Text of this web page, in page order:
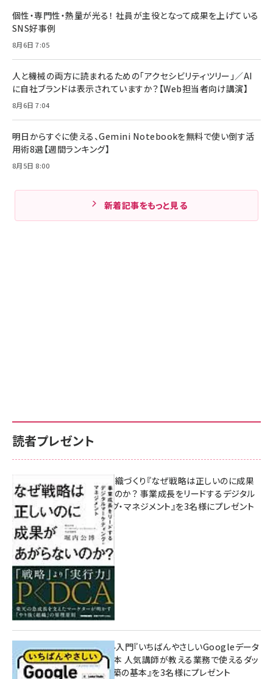
個性・専門性・熱量が光る！ 社員が主役となって成果を上げている
SNS好事例
8月6日 7:05
人と機械の両方に読まれるための「アクセシビリティツリー」／AI
に自社ブランドは表示されていますか？【Web担当者向け講演】
8月6日 7:04
明日からすぐに使える、Gemini Notebookを無料で使い倒す活
用術8選【週間ランキング】
8月5日 8:00
新着記事をもっと見る
読者プレゼント
成果を生む組織づくり『なぜ戦略は正しいのに成果
があがらないのか？ 事業成長をリードするデジタル
マーケティング・マネジメント』を3名様にプレゼント
10:00
無料BIツール入門『いちばんやさしいGoogleデータ
ポータルの教本 人気講師が教える業務で使えるダッ
シュボード構築の基本』を3名様にプレゼント